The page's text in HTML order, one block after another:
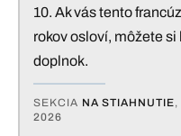
10. Ak vás tento
rokov osloví, môžete
doplnok.
SEKCIA NA STIAHNUTIE,
2026